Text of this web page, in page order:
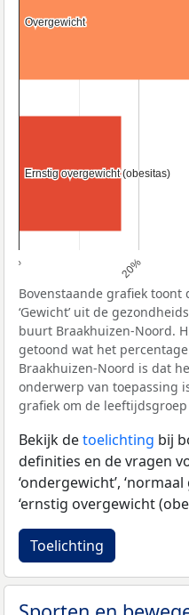
0% 20%
Overgewicht
Overgewicht
Ernstig overgewicht (obesitas)
Ernstig overgewicht (obesitas)
Bovenstaande grafiek
‘Gewicht’ uit de
buurt Braakhuizen-Noord.
getoond wat het
Braakhuizen-Noord is dat
onderwerp van toepassing
grafiek om de
Bekijk detoelichting bij
definities en de vragen
‘ondergewicht’,
‘ernstig overgewicht
Toelichting